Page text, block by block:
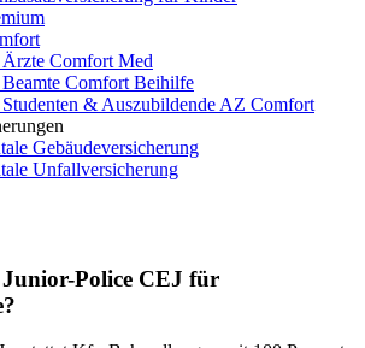
Comfort Med
Comfort Beihilfe
& Auszubildende AZ Comfort
Gebäudeversicherung
Unfallversicherung
Junior-Police CEJ für